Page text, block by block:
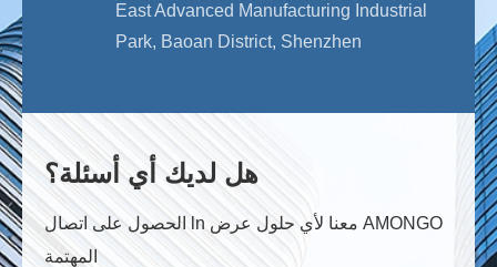
East Advanced Manufacturing Industrial
Park, Baoan District, Shenzhen
هل لديك أي أسئلة؟
الحصول على اتصال ln معنا لأي حلول عرض AMONGO
المهتمة